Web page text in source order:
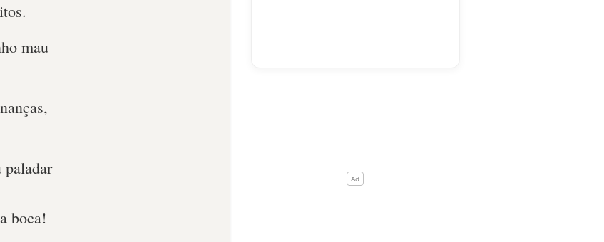
mau
paladar
boca!